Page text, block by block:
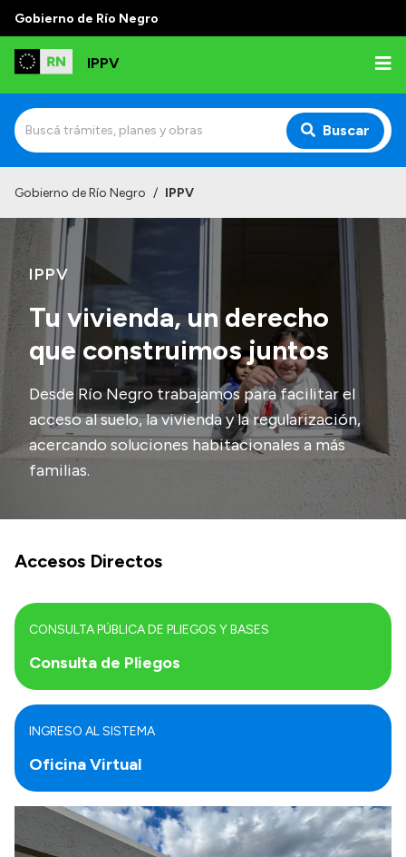
Gobierno de Río Negro
IPPV
Buscar
Institucional
¿Qué es el IPPV?
Delegaciones
Autoridades
Normativas
Transparencia
Presupuesto
Consulta de expedientes
Convocatorias
Gobierno de Río Negro / IPPV
IPPV
Tu vivienda, un derecho
que construimos juntos
Desde Río Negro trabajamos para facilitar el
acceso al suelo, la vivienda y la regularización,
acercando soluciones habitacionales a más
familias.
Accesos Directos
Consulta de Pliegos
CONSULTA PÚBLICA DE PLIEGOS Y BASES
Oficina Virtual
INGRESO AL SISTEMA